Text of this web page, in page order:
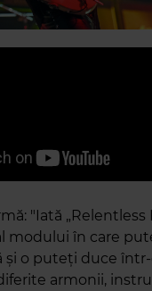
"Iată „Relentless
modului în care
și o puteți duce
armonii,